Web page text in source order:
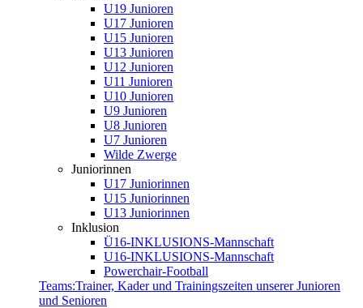
U19 Junioren
U17 Junioren
U15 Junioren
U13 Junioren
U12 Junioren
U11 Junioren
U10 Junioren
U9 Junioren
U8 Junioren
U7 Junioren
Wilde Zwerge
Juniorinnen
U17 Juniorinnen
U15 Juniorinnen
U13 Juniorinnen
Inklusion
Ü16-INKLUSIONS-Mannschaft
U16-INKLUSIONS-Mannschaft
Powerchair-Football
Teams:Trainer, Kader und Trainingszeiten unserer Junioren
und Senioren